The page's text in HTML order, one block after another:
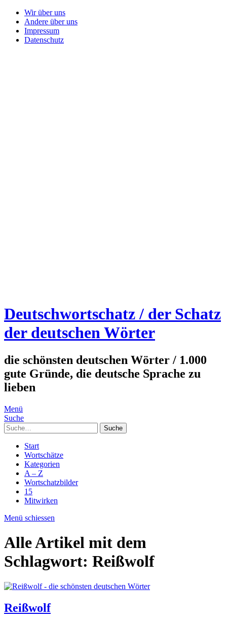
Wir über uns
Andere über uns
Impressum
Datenschutz
Deutschwortschatz / der Schatz
der deutschen Wörter
die schönsten deutschen Wörter / 1.000
gute Gründe, die deutsche Sprache zu
lieben
Menü
Suche
Suche
Start
Wortschätze
Kategorien
A – Z
Wortschatzbilder
15
Mitwirken
Menü schiessen
Alle Artikel mit dem
Schlagwort: Reißwolf
Reißwolf